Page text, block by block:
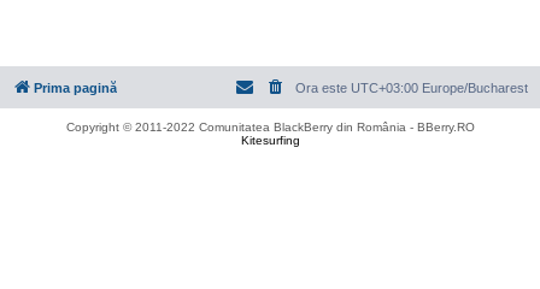
Prima pagină Ora este UTC+03:00 Europe/Bucharest
Copyright © 2011-2022 Comunitatea BlackBerry din România - BBerry.RO
Kitesurfing